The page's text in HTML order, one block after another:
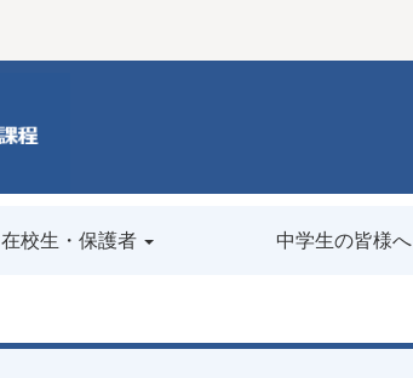
在校生・保護者 中学生の皆様へ